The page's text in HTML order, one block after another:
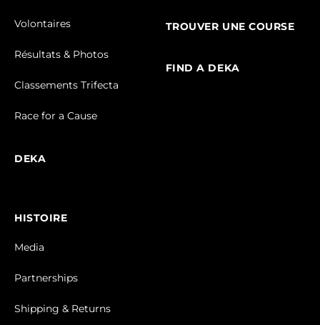
Volontaires
Résultats & Photos
Classements Trifecta
Race for a Cause
DEKA
TROUVER UNE COURSE
FIND A DEKA
HISTOIRE
Media
Partnerships
Shipping & Returns